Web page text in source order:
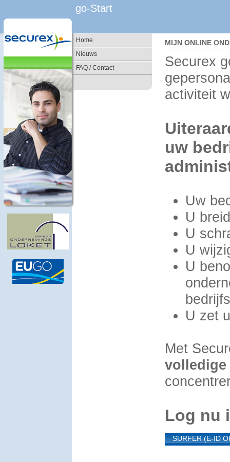
go-Start
Home
Nieuws
FAQ / Contact
MIJN ONLINE
Securex
activiteit
uw
Uw
U
U
U
U
U zet
Met
Log nu
SURFER (E-ID